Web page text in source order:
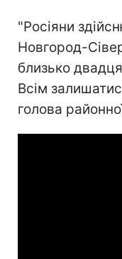
"Росіяни
Новгород-
близько
Всім
голова